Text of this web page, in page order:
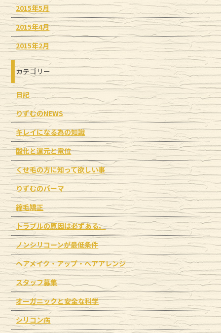
2015年5月
2015年4月
2015年2月
カテゴリー
日記
りずむのNEWS
キレイになる為の知識
酸化と還元と電位
くせ毛の方に知って欲しい事
りずむのパーマ
縮毛矯正
トラブルの原因は必ずある。
ノンシリコーンが最低条件
ヘアメイク・アップ・ヘアアレンジ
スタッフ募集
オーガニックと安全な科学
シリコン病